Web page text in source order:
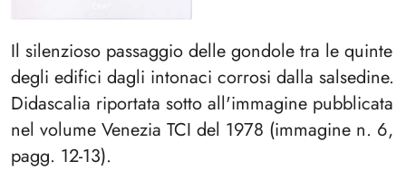
Il silenzioso passaggio delle gondole tra le quinte
degli edifici dagli intonaci corrosi dalla salsedine.
Didascalia riportata sotto all'immagine pubblicata
nel volume Venezia TCI del 1978 (immagine n. 6,
pagg. 12-13).